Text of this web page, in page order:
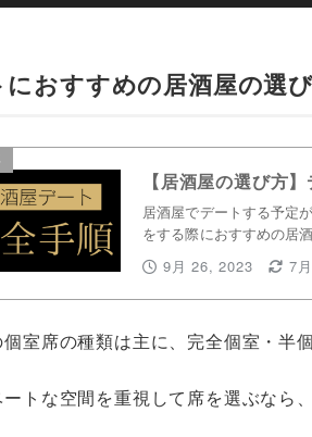
におすすめの居酒屋の選
【居酒屋の選び方
居酒屋でデートする予定
をする際におすすめの居
9月 26, 2023
7
室席の種類は主に、完全個室・半
トな空間を重視して席を選ぶなら